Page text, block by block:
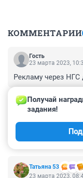
КОММЕНТАРИИ
Гость
23 марта 2023,
Рекламу через НГС
Гость
За эти деньги она
Татьяна 53
Получай
задания!
23 марта 2023,